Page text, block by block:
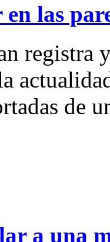
las
registra
de
a una